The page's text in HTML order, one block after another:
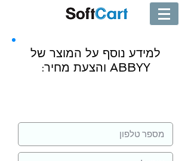
למידע נוסף על המוצר של
ABBYY והצעת מחיר: